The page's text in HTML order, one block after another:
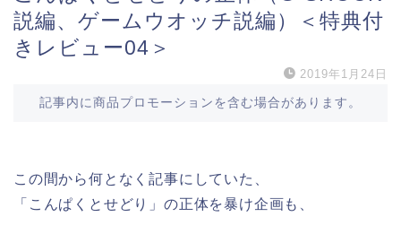
説編、ゲームウオッチ説編）＜特典付
きレビュー04＞
2019年1月24日
記事内に商品プロモーションを含む場合があります。
この間から何となく記事にしていた、
「こんぱくとせどり」の正体を暴け企画も、